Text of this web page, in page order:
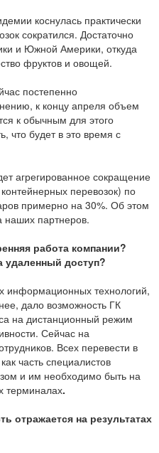
коснулась практически
сократился. Достаточно
и Южной Америки, откуда
фруктов и овощей.
постепенно
к концу апреля объем
к обычным для этого
что будет в это время с
агрегированное сокращение
перевозок) по
примерно на 30%. Об этом
наших партнеров.
работа компании?
удаленный доступ?
информационных технологий,
дало возможность ГК
на дистанционный режим
Сейчас на
Всех перевести в
часть специалистов
и им необходимо быть на
терминалах.
отражается на результатах